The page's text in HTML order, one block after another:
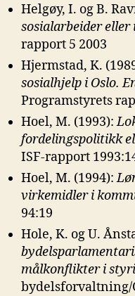
Helgøy, I. og B.
sosialarbeider eller
rapport 5 2003
Hjermstad, K.
sosialhjelp i Oslo.
Programstyrets
Hoel, M. (1993):
fordelingspolitikk
ISF-rapport
Hoel, M. (1994):
virkemidler i
94:19
Hole, K. og U.
målkonflikter i
bydelsforvaltning/